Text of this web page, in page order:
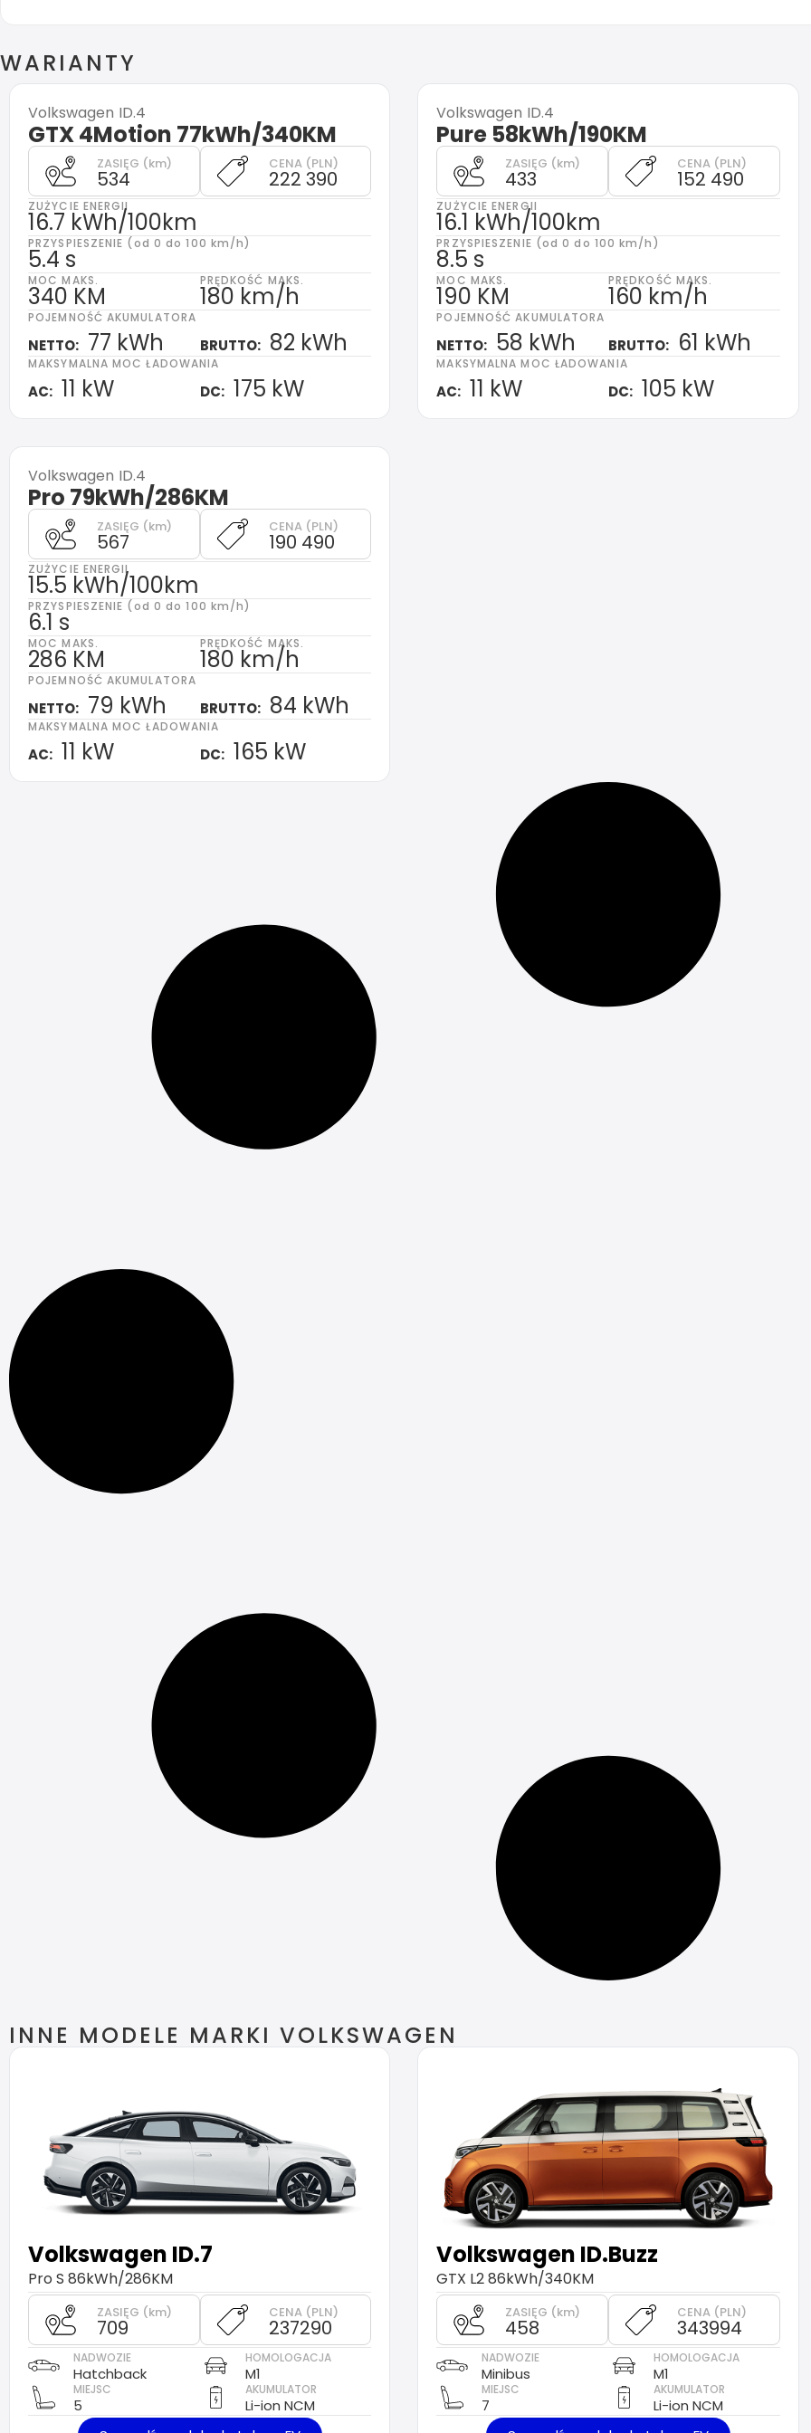
WARIANTY
Volkswagen ID.4
GTX 4Motion 77kWh/340KM
ZASIĘG (km)
534
CENA (PLN)
222 390
ZUŻYCIE ENERGII
16.7 kWh/100km
PRZYSPIESZENIE (od 0 do 100 km/h)
5.4 s
MOC MAKS.
340 KM
PRĘDKOŚĆ MAKS.
180 km/h
POJEMNOŚĆ AKUMULATORA
NETTO: 77 kWh BRUTTO: 82 kWh
MAKSYMALNA MOC ŁADOWANIA
AC: 11 kW DC: 175 kW
Volkswagen ID.4
Pure 58kWh/190KM
ZASIĘG (km)
433
CENA (PLN)
152 490
ZUŻYCIE ENERGII
16.1 kWh/100km
PRZYSPIESZENIE (od 0 do 100 km/h)
8.5 s
MOC MAKS.
190 KM
PRĘDKOŚĆ MAKS.
160 km/h
POJEMNOŚĆ AKUMULATORA
NETTO: 58 kWh BRUTTO: 61 kWh
MAKSYMALNA MOC ŁADOWANIA
AC: 11 kW DC: 105 kW
Volkswagen ID.4
Pro 79kWh/286KM
ZASIĘG (km)
567
CENA (PLN)
190 490
ZUŻYCIE ENERGII
15.5 kWh/100km
PRZYSPIESZENIE (od 0 do 100 km/h)
6.1 s
MOC MAKS.
286 KM
PRĘDKOŚĆ MAKS.
180 km/h
POJEMNOŚĆ AKUMULATORA
NETTO: 79 kWh BRUTTO: 84 kWh
MAKSYMALNA MOC ŁADOWANIA
AC: 11 kW DC: 165 kW
INNE MODELE MARKI VOLKSWAGEN
Volkswagen ID.7
Pro S 86kWh/286KM
ZASIĘG (km)
709
CENA (PLN)
237290
NADWOZIE
Hatchback
HOMOLOGACJA
M1
MIEJSC
5
AKUMULATOR
Li-ion NCM
Volkswagen ID.Buzz
GTX L2 86kWh/340KM
ZASIĘG (km)
458
CENA (PLN)
343994
NADWOZIE
Minibus
HOMOLOGACJA
M1
MIEJSC
7
AKUMULATOR
Li-ion NCM